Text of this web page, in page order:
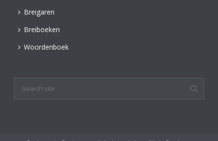
Breigaren
Breiboeken
Woordenboek